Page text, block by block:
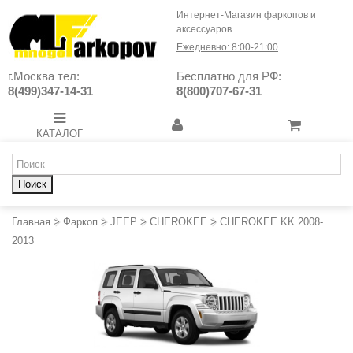
Интернет-Магазин фаркопов и
аксессуаров
Ежедневно: 8:00-21:00
г.Москва тел:
8(499)347-14-31
Бесплатно для РФ:
8(800)707-67-31
КАТАЛОГ
Поиск
Главная > Фаркоп > JEEP > CHEROKEE > CHEROKEE KK 2008-
2013